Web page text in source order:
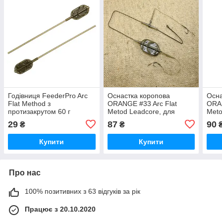
Годівниця FeederPro Arc
Flat Method з
протизакрутом 60 г
29 ₴
Купити
Оснастка коропова
ORANGE #33 Arc Flat
Metod Leadcore, для
(3KB1566)
87₴
Купити
90
Про нас
100% позитивних з 63 відгуків за рік
Працює з 20.10.2020